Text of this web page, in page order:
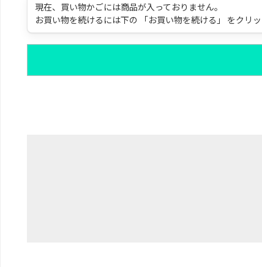
現在、買い物かごには商品が入っておりません。
お買い物を続けるには下の 「お買い物を続ける」 をクリッ